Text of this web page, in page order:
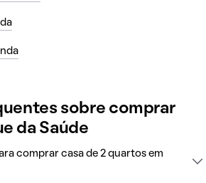
sobre comprar
da Saúde
comprar casa de 2 quartos em